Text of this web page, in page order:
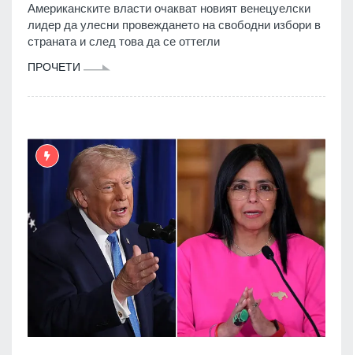
Американските власти очакват новият венецуелски
лидер да улесни провеждането на свободни избори в
страната и след това да се оттегли
ПРОЧЕТИ